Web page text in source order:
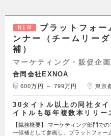
NEW
プラットフォー
ンナー（チームリー
補）
マーケティング・販促企画
合同会社EXNOA
600万円 ～ 799万円 東京
30タイトル以上の同社タイ
イトルも毎年複数本リリ
【職務概要】 マーケティング部門で
ー候補として参画し、プラットフォー